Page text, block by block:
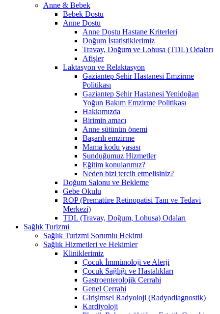
Anne & Bebek
Bebek Dostu
Anne Dostu
Anne Dostu Hastane Kriterleri
Doğum İstatistiklerimiz
Travay, Doğum ve Lohusa (TDL) Odaları
Afişler
Laktasyon ve Relaktasyon
Gaziantep Şehir Hastanesi Emzirme
Politikası
Gaziantep Şehir Hastanesi Yenidoğan
Yoğun Bakım Emzirme Politikası
Hakkımızda
Birimin amacı
Anne sütünün önemi
Başarılı emzirme
Mama kodu yasası
Sunduğumuz Hizmetler
Eğitim konularımız?
Neden bizi tercih etmelisiniz?
Doğum Salonu ve Bekleme
Gebe Okulu
ROP (Prematüre Retinopatisi Tanı ve Tedavi
Merkezi)
TDL (Travay, Doğum, Lohusa) Odaları
Sağlık Turizmi
Sağlık Turizmi Sorumlu Hekimi
Sağlık Hizmetleri ve Hekimler
Kliniklerimiz
Çocuk İmmünoloji ve Alerji
Çocuk Sağlığı ve Hastalıkları
Gastroenterolojik Cerrahi
Genel Cerrahi
Girişimsel Radyoloji (Radyodiagnostik)
Kardiyoloji